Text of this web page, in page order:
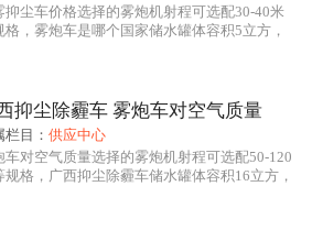
：
术水平的新一代环境保洁降尘、
杀菌消毒的专用车辆设备。其主
抑尘车、洒水车式抑尘车、铁路
抑尘车价格选择的雾炮机射程可选配30-40米
格，雾炮车是哪个国家储水罐体容积5立方，
，该车辆型号CLW5071GPSE5，雾炮喷雾作
远程遥控操作，雾炮车是哪个国家底盘采用东
厂底盘，底盘型号EQ1070SJ3BDF，底盘发动
抑尘除霾车 雾炮车对空气质量
栏目：供应中心
车对空气质量选择的雾炮机射程可选配50-120
规格，广西抑尘除霾车储水罐体容积16立方，